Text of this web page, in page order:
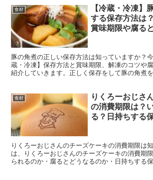
食材
【冷蔵・冷凍】
する保存方法は
賞味期限や腐る
豚の角煮の正しい保存方法は知っていますか？
蔵・冷凍】保存方法と賞味期限、解凍のコツや
紹介していきます。正しく保存をして豚の角煮
食材
りくろーおじさ
の消費期限は？
る？日持ちする
りくろーおじさんのチーズケーキの消費期限は
は、りくろーおじさんのチーズケーキの消費期
られるのか・腐るとどうなるのか・日持ちする